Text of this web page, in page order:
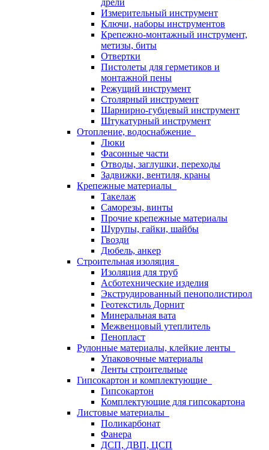
дрели
Измерительный инструмент
Ключи, наборы инструментов
Крепежно-монтажный инструмент,
метизы, биты
Отвертки
Пистолеты для герметиков и
монтажной пены
Режущий инструмент
Столярный инструмент
Шарнирно-губцевый инструмент
Штукатурный инструмент
Отопление, водоснабжение
Люки
Фасонные части
Отводы, заглушки, переходы
Задвижки, вентиля, краны
Крепежные материалы
Такелаж
Саморезы, винты
Прочие крепежные материалы
Шурупы, гайки, шайбы
Гвозди
Дюбель, анкер
Строительная изоляция
Изоляция для труб
Асботехнические изделия
Экструдированный пенополистирол
Геотекстиль Дорнит
Минеральная вата
Межвенцовый утеплитель
Пенопласт
Рулонные материалы, клейкие ленты
Упаковочные материалы
Ленты строительные
Гипсокартон и комплектующие
Гипсокартон
Комплектующие для гипсокартона
Листовые материалы
Поликарбонат
Фанера
ДСП, ДВП, ЦСП